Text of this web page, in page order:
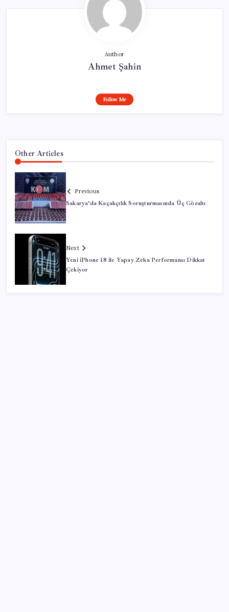
Author
Ahmet Şahin
Follow Me
Other Articles
Previous
Sakarya’da Kaçakçılık Soruşturmasında Üç Gözaltı
Next
Yeni iPhone 18 ile Yapay Zeka Performansı Dikkat
Çekiyor